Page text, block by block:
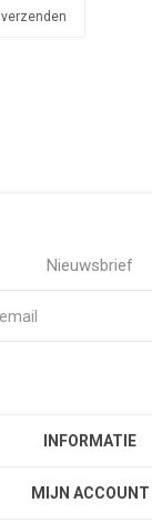
verzenden
Nieuwsbrief
INFORMATIE
MIJN ACCOUNT